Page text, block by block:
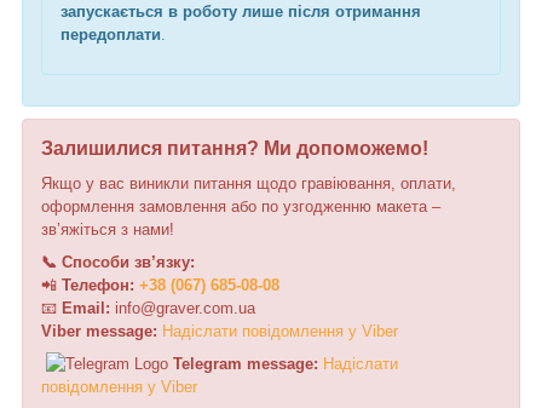
запускається в роботу лише після отримання
передоплати.
Залишилися питання? Ми допоможемо!
Якщо у вас виникли питання щодо гравіювання, оплати,
оформлення замовлення або по узгодженню макета –
зв’яжіться з нами!
📞 Способи зв’язку:
📲 Телефон: +38 (067) 685-08-08
📧 Email: info@graver.com.ua
Viber message: Надіслати повідомлення у Vi ber
Telegram message: Надіслати
повідомлення у Vi ber